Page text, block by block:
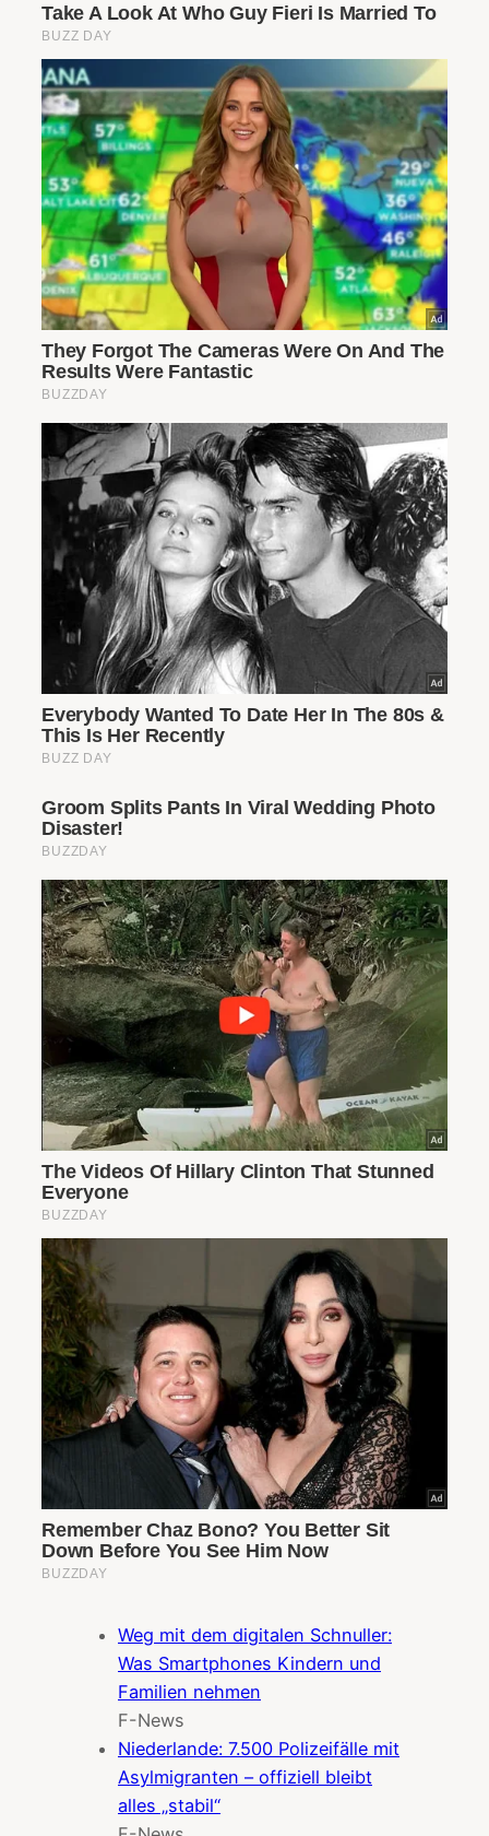
Weg mit dem digitalen Schnuller:
Was Smartphones Kindern und
Familien nehmen
F-News
Niederlande: 7.500 Polizeifälle mit
Asylmigranten – offiziell bleibt
alles „stabil“